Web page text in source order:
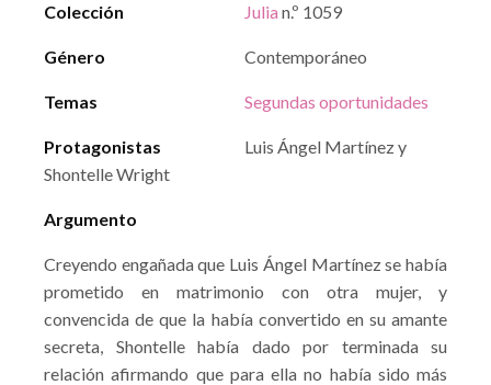
Colección Julia n.º 1059
Género Contemporáneo
Temas Segundas oportunidades
Protagonistas
Luis Ángel Martínez y
Shontelle Wright
Argumento
Creyendo engañada que Luis Ángel Martínez se había
prometido en matrimonio con otra mujer, y
convencida de que la había convertido en su amante
secreta, Shontelle había dado por terminada su
relación afirmando que para ella no había sido más